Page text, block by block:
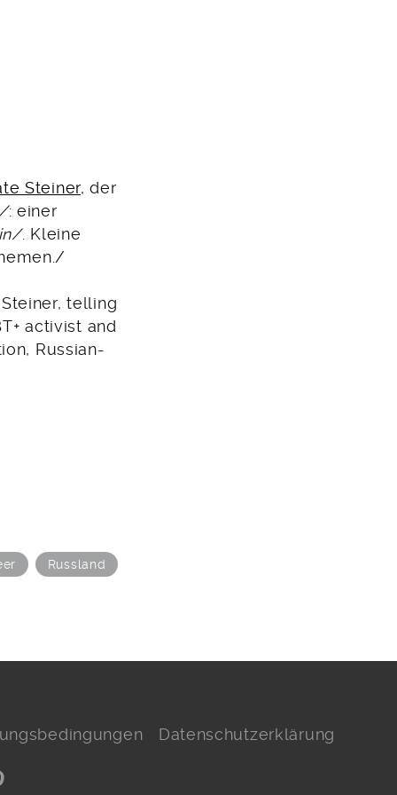
Steiner, der
: einer
. Kleine
telling
activist and
Russian-
Russland
Datenschutzerklärung